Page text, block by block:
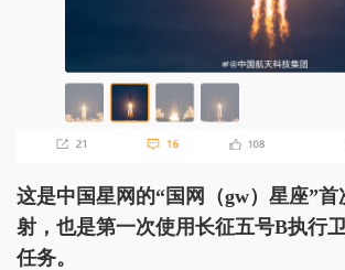
这是中国星网的“国网（gw）星座”
射，也是第一次使用长征五号B执行
任务。